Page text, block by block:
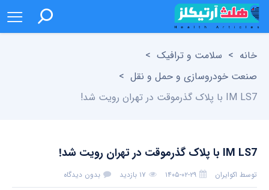
خانه > سلامت و ترافیک >
صنعت خودروسازی و حمل و نقل >
IM LS7 با پلاک گذرموقت در تهران رویت شد!
IM LS7 با پلاک گذرموقت در تهران رویت شد!
توسط اکوایران ۱۴۰۵-۰۲-۲۹ ۱۷ بازدید بدون دیدگاه